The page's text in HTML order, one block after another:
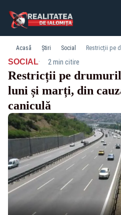
Acasă Știri Social
SOCIAL· 2 min citire
Restricții pe
luni și marți, din
caniculă